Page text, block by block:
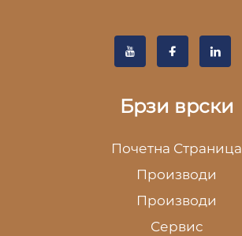
Брзи врски
Почетна Страница
Производи
Производи
Сервис